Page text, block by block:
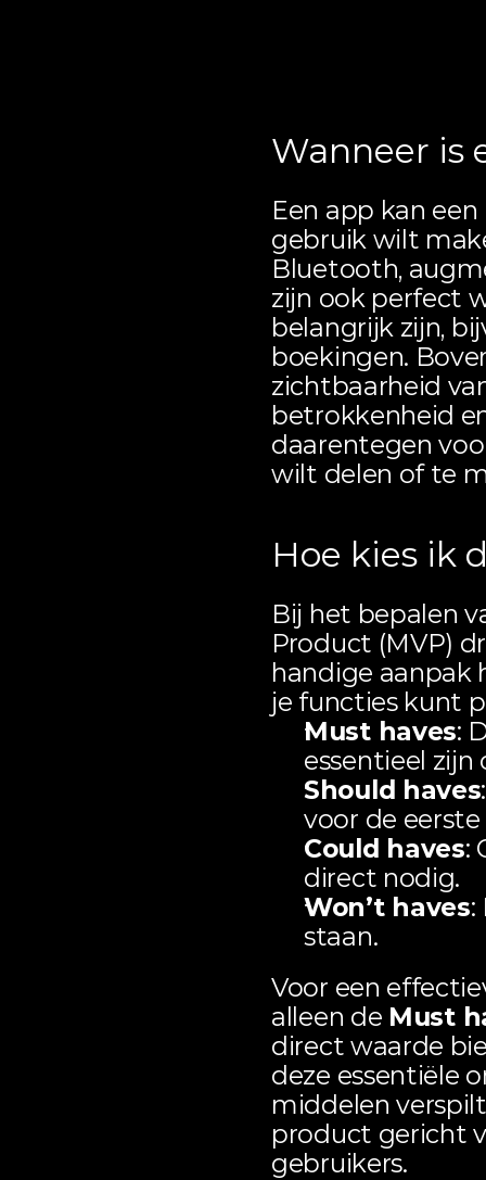
Wanneer is
Een app kan
gebruik wilt
Bluetooth,
zijn ook perfect
belangrijk zijn,
boekingen.
zichtbaarheid
betrokkenheid
daarentegen
wilt delen of te
Hoe kies ik
Bij het bepalen
Product (MVP)
handige aanpak
je functies kunt
Must haves:
essentieel
Should haves
voor de eerste
Could haves:
direct nodig.
Won’t haves:
staan.
Voor een
alleen de Must
direct waarde
deze essentiële
middelen
product gericht
gebruikers.